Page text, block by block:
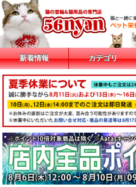
新着情報 カテゴリ